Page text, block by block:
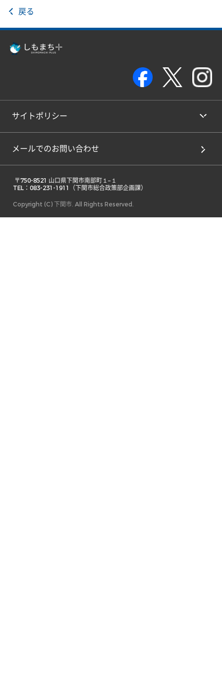
戻る
サイトポリシー
メールでのお問い合わせ
TEL：083-231-1911（下関市総合政策部企画課）
Copyright (C) 下関市. All Rights Reserved.